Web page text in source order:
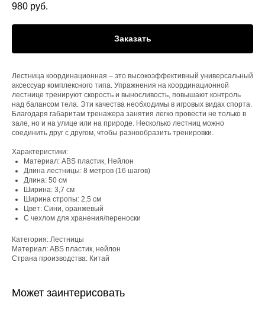
980 руб.
Заказать
Лестница координационная – это высокоэффективный универсальный
аксессуар комплексного типа. Упражнения на координационной
лестнице тренируют скорость и выносливость, повышают контроль
над балансом тела. Эти качества необходимы в игровых видах спорта.
Благодаря габаритам тренажера занятия легко провести не только в
зале, но и на улице или на природе. Несколько лестниц можно
соединить друг с другом, чтобы разнообразить тренировки.
Характеристики:
Материал: ABS пластик, Нейлон
Длина лестницы: 8 метров (16 шагов)
Длина: 50 см
Ширина: 3,7 см
Ширина стропы: 2,5 см
Цвет: Сини, оранжевый
С чехлом для хранения/переноски
Категория: Лестницы
Материал: ABS пластик, нейлон
Страна производства: Китай
Может заинтерисовать